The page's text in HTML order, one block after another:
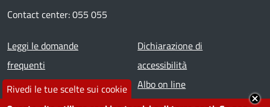
Rivedi le tue scelte sui cookie
Contact center: 055 055
Footer menu
Leggi le domande
frequenti
Prenota appuntamento
Segnala disservizio
Dichiarazione di
accessibilità
Albo on line
Redazione web